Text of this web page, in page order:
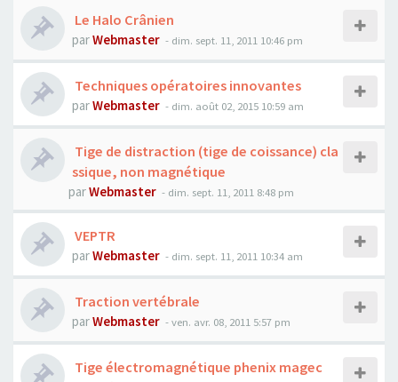
Le Halo Crânien
parWebmaster - dim. sept. 11, 2011 10:46 pm
Techniques opératoires innovantes
parWebmaster - dim. août 02, 2015 10:59 am
Tige de distraction (tige de coissance) cla
ssique, non magnétique
parWebmaster - dim. sept. 11, 2011 8:48 pm
VEPTR
parWebmaster - dim. sept. 11, 2011 10:34 am
Traction vertébrale
parWebmaster - ven. avr. 08, 2011 5:57 pm
Tige électromagnétique phenix magec